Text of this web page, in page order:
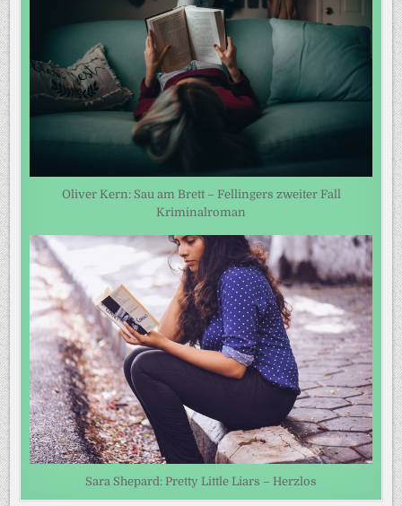
Oliver Kern: Sau am Brett – Fellingers zweiter Fall
Kriminalroman
Sara Shepard: Pretty Little Liars – Herzlos